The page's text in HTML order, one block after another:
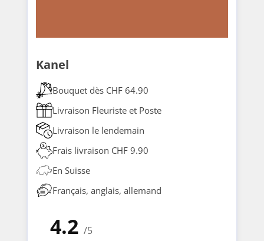
Kanel
Bouquet dès CHF 64.90
Livraison Fleuriste et Poste
Livraison le lendemain
Frais livraison CHF 9.90
En Suisse
Français, anglais, allemand
4.2 /5